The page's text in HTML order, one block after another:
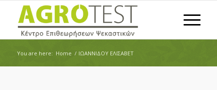
You are here: Home / ΙΩΑΝΝΙΔΟΥ ΕΛΙΣΑΒΕΤ